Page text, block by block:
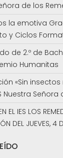
de los
la emotiva
y Ciclos
de 2.º de
Humanitas
«Sin
Nuestra
EL IES LOS
DEL JUEVES, 4